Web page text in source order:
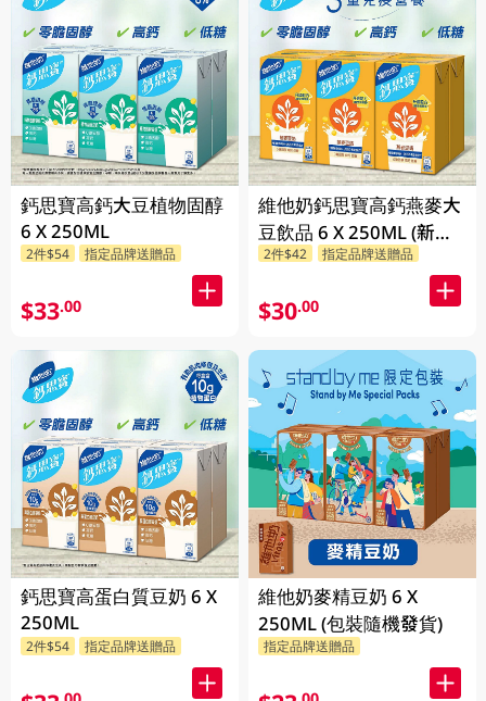
鈣思寶高鈣大豆植物固醇
6 X 250ML
2件$54 指定品牌送贈品
$33.00
鈣思寶高蛋白質豆奶 6 X
250ML
2件$54 指定品牌送贈品
維他奶鈣思寶高鈣燕麥大
豆飲品 6 X 250ML (新舊
包裝隨機發貨)
2件$42 指定品牌送贈品
$30.00
維他奶麥精豆奶 6 X
250ML (包裝隨機發貨)
指定品牌送贈品